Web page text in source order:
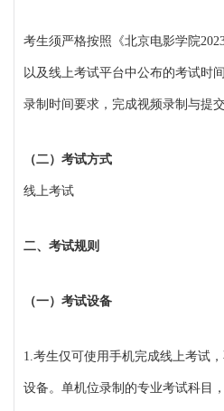
考生须严格按照《北京电影学院
以及线上考试平台中公布的考试时
录制时间要求，完成视频录制与提交
（二）考试方式
线上考试
二、考试规则
（一）考试设备
1.考生仅可使用手机完成线上考试
设备。单机位录制的专业考试科目